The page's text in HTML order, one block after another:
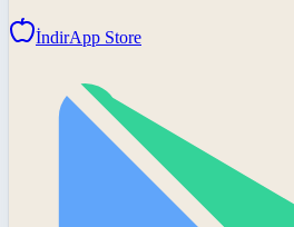
İndirApp Store